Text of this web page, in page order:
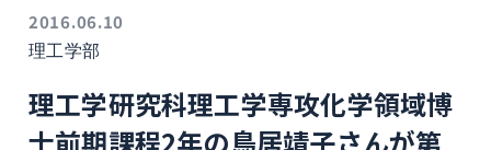
2016.06.10
理工学部
理工学研究科理工学専攻化学領域博
士前期課程2年の鳥居靖子さんが第